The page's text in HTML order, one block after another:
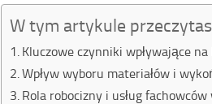
W tym artykule
Kluczowe czynniki wpływające
Wpływ wyboru materiałów i
Rola robocizny i usług